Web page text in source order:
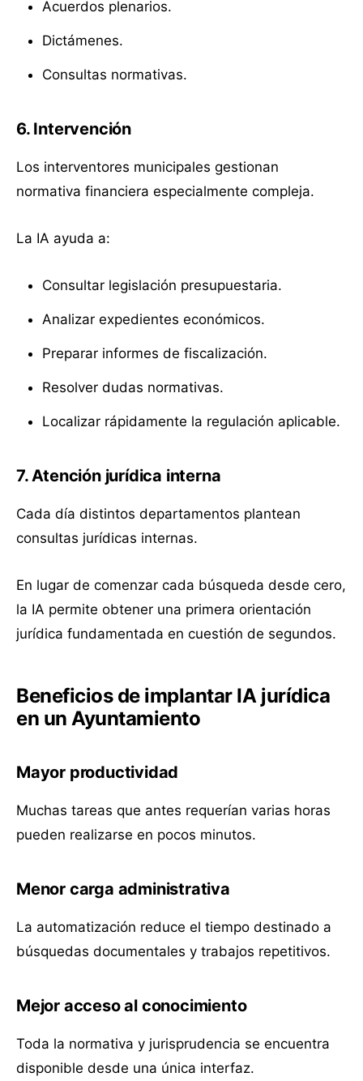
Acuerdos plenarios.
Dictámenes.
Consultas normativas.
6. Intervención
Los interventores municipales gestionan
normativa financiera especialmente compleja.
La IA ayuda a:
Consultar legislación presupuestaria.
Analizar expedientes económicos.
Preparar informes de fiscalización.
Resolver dudas normativas.
Localizar rápidamente la regulación aplicable.
7. Atención jurídica interna
Cada día distintos departamentos plantean
consultas jurídicas internas.
En lugar de comenzar cada búsqueda desde cero,
la IA permite obtener una primera orientación
jurídica fundamentada en cuestión de segundos.
Beneficios de implantar IA jurídica
en un Ayuntamiento
Mayor productividad
Muchas tareas que antes requerían varias horas
pueden realizarse en pocos minutos.
Menor carga administrativa
La automatización reduce el tiempo destinado a
búsquedas documentales y trabajos repetitivos.
Mejor acceso al conocimiento
Toda la normativa y jurisprudencia se encuentra
disponible desde una única interfaz.